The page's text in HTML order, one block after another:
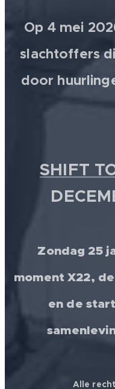
Op 4 mei
slachtoffers
door
SHIFT
Zondag 25
moment X22,
en de
Alle